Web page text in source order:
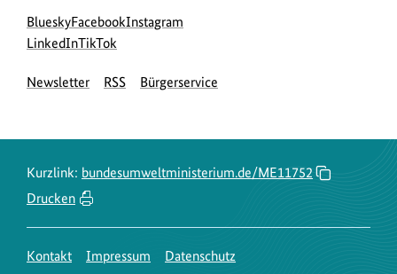
Social
Media
Blueskyzur
Bluesky-
des
Facebookzur
des
Instagram
des
LinkedInzur
Seite
zur
Seite
TikTok
Newsletter RSS Bürgerservice
Kurzlink: bundesumweltministerium.de/ME11752
Drucken
Kontakt Impressum
Datenschutz